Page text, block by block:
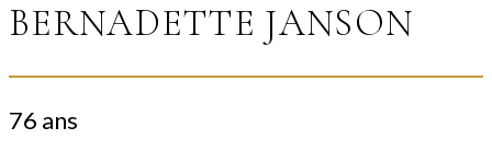
BERNADETTE JANSON
76 ans